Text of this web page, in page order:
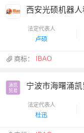
西安光硕机器
法定代表人
卢硕
商标： IBAO
涌凯
贸易
宁波市海曙涌
法定代表人
杜迅